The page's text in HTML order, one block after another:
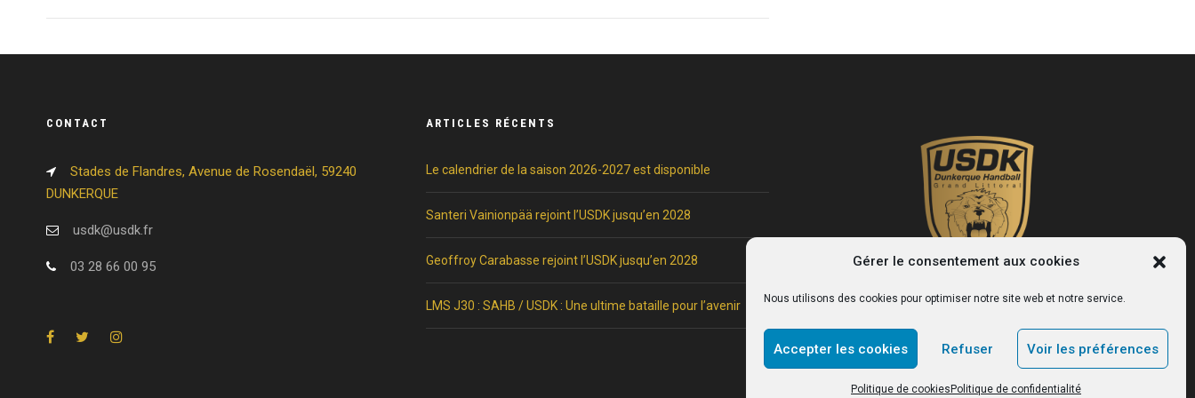
Gérer le consentement aux cookies
Nous utilisons des cookies pour optimiser notre site web et notre service.
Accepter les cookies Refuser Voir les préférences
Politique de cookies Politique de confidentialité
CONTACT
Stades de Flandres, Avenue de Rosendaël, 59240
DUNKERQUE
usdk@usdk.fr
03 28 66 00 95
ARTICLES RÉCENTS
Le calendrier de la saison 2026-2027 est disponible
Santeri Vainionpää rejoint l’USDK jusqu’en 2028
Geoffroy Carabasse rejoint l’USDK jusqu’en 2028
LMS J30 : SAHB / USDK : Une ultime bataille pour l’avenir
Le site officiel du club de handball de Dunkerque.